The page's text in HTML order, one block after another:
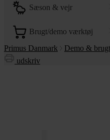
sæson & vejr
brugt/demo værktøj
Primus Danmark
Demo & brugt
udskriv